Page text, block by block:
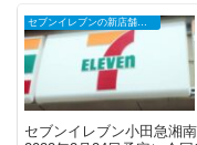
セブンイレブン小田急湘